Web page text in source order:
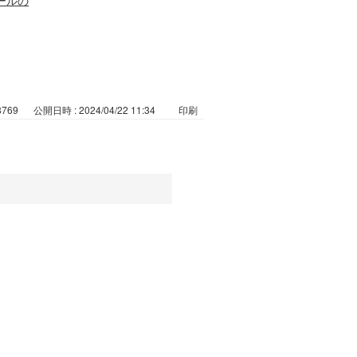
公開日時 : 2024/04/22 11:34 印刷